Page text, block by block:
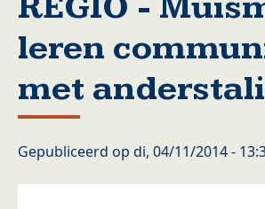
leren
met
Gepubliceerd op di, 04/11/2014 -